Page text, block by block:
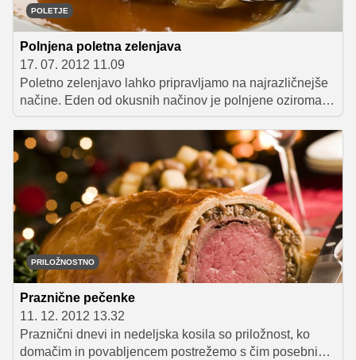
POLETJE
Polnjena poletna zelenjava
17. 07. 2012 11.09
Poletno zelenjavo lahko pripravljamo na najrazličnejše
načine. Eden od okusnih načinov je polnjene oziroma
nadevanje z najrazličnejšimi nadevi. Preverite, katera
zelenjava je najprimernejša za polnjenje.
PRILOŽNOSTNO
Praznične pečenke
11. 12. 2012 13.32
Praznični dnevi in nedeljska kosila so priložnost, ko
domačim in povabljencem postrežemo s čim posebnim.